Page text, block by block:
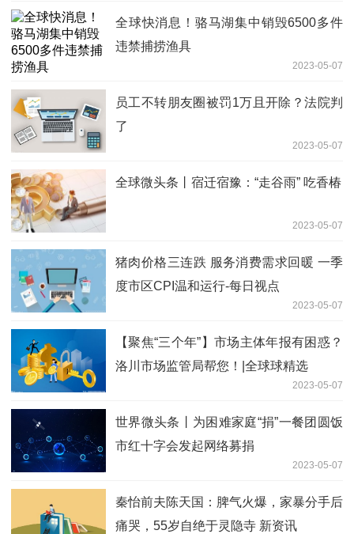
全球快消息！骆马湖集中销毁6500多件
违禁捕捞渔具
2023-05-07
员工不转朋友圈被罚1万且开除？法院判
了
2023-05-07
全球微头条丨宿迁宿豫：“走谷雨” 吃香椿
2023-05-07
猪肉价格三连跌 服务消费需求回暖 一季
度市区CPI温和运行-每日视点
2023-05-07
【聚焦“三个年”】市场主体年报有困惑？
洛川市场监管局帮您！|全球球精选
2023-05-07
世界微头条丨为困难家庭“捐”一餐团圆饭
市红十字会发起网络募捐
2023-05-07
秦怡前夫陈天国：脾气火爆，家暴分手后
痛哭，55岁自绝于灵隐寺 新资讯